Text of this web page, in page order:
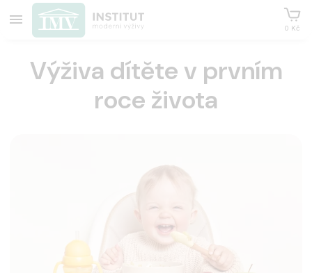
0 Kč
Výživa dítěte v prvním
roce života